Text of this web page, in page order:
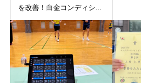
を改善！白金コンディシ...